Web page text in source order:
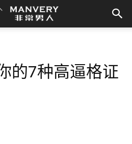
的7种高逼格证